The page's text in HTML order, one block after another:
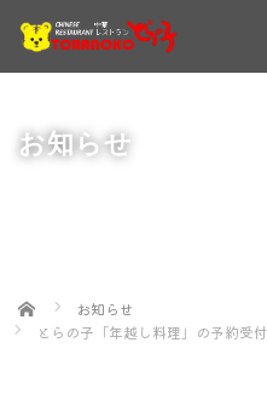
お知らせ
Home
お知らせ
とらの子「年越し料理」の予約受